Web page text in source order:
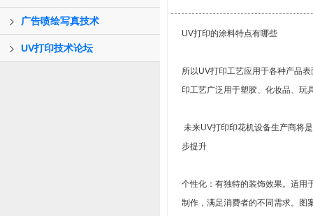
广告喷绘写真技术
UV打印技术论坛
UV打印的涂料特点有哪些
所以UV打印工艺应用于各种产品
印工艺广泛用于塑胶、化妆品、玩
未来UV打印印花机设备生产商将
步提升
个性化：有独特的装饰效果。适用
制作，满足消费者的不同需求。图